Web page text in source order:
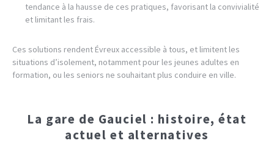
tendance à la hausse de ces pratiques, favorisant la convivialité
et limitant les frais.
Ces solutions rendent Évreux accessible à tous, et limitent les
situations d’isolement, notamment pour les jeunes adultes en
formation, ou les seniors ne souhaitant plus conduire en ville.
La gare de Gauciel : histoire, état
actuel et alternatives